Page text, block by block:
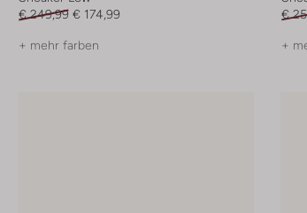
€ 249,99 € 174,99
+ mehr farben
€
+